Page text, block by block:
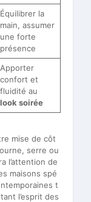
Équilibrer la
main, assumer
une forte
présence
Apporter
confort et
fluidité au
look soirée
mise de côt
serre ou
l’attention de
maisons spé
t
l’esprit des